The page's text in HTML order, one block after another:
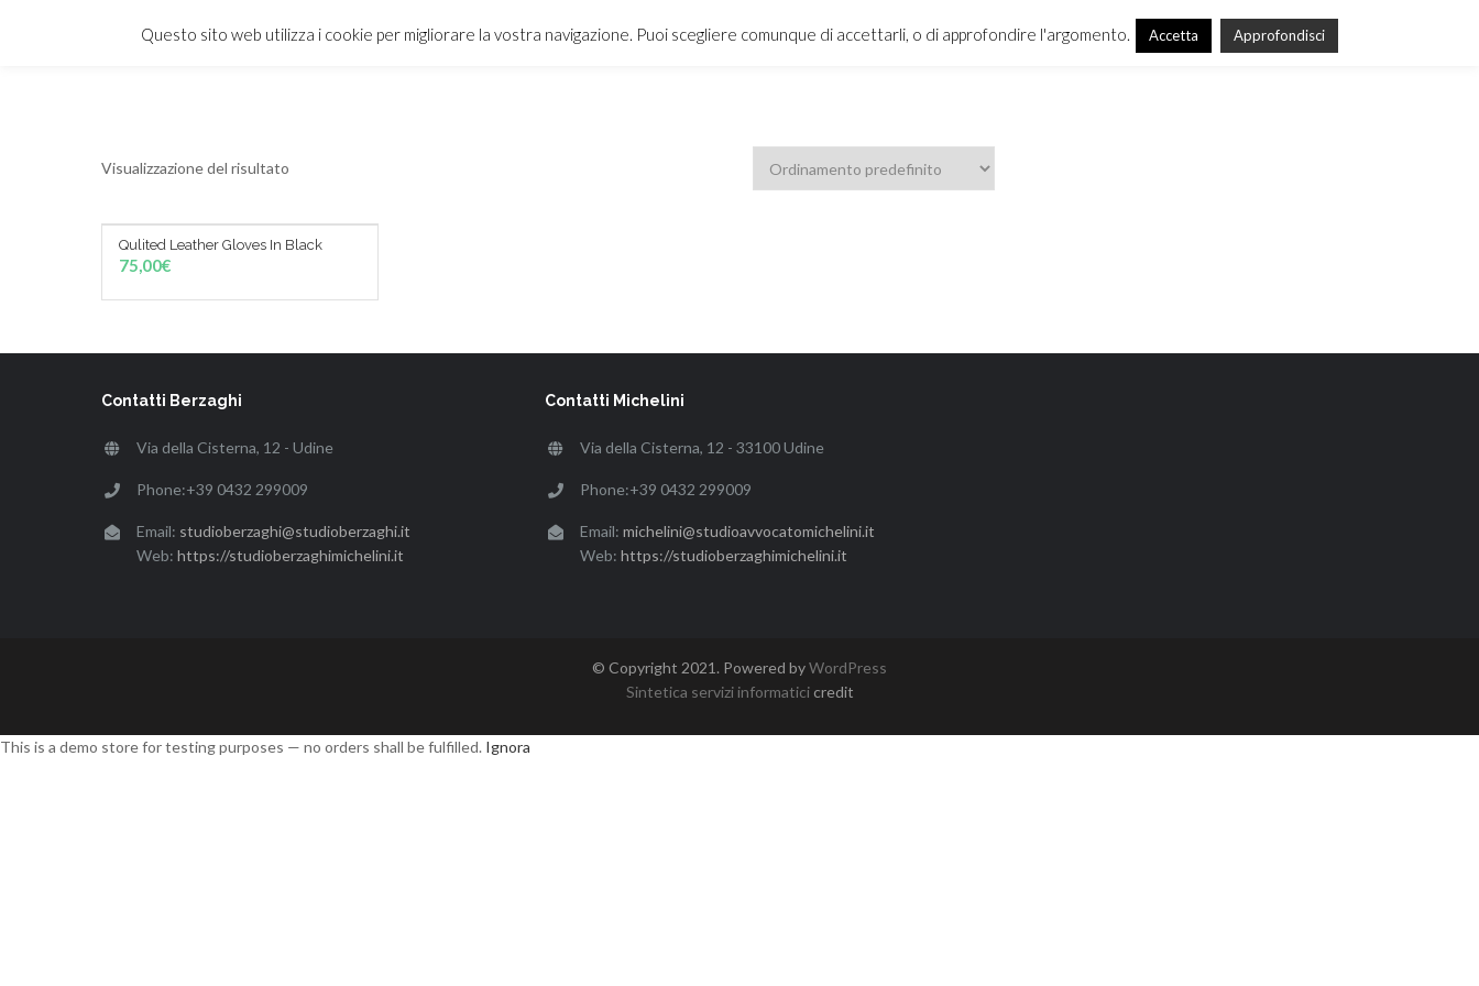
PROFESSIONISTI COMPETENZE
Visualizzazione del risultato
AGGIUNGI AL CARRELLO
Qulited Leather Gloves In Black
75,00€
Contatti Berzaghi
Via della Cisterna, 12 - Udine
Phone:+39 0432 299009
Email: studioberzaghi@studioberzaghi.it
Web: https://studioberzaghimichelini.it
Contatti Michelini
Via della Cisterna, 12 - 33100 Udine
Phone:+39 0432 299009
Email: michelini@studioavvocatomichelini.it
Web: https://studioberzaghimichelini.it
© Copyright 2021. Powered byWordPress
Sintetica servizi informaticicredit
Questo sito web utilizza i cookie per migliorare la vostra navigazione. Puoi scegliere comunque di accettarli, o di approfondire l'argomento. Accetta Approfondisci
This is a demo store for testing purposes — no orders shall be fulfilled. Ignora